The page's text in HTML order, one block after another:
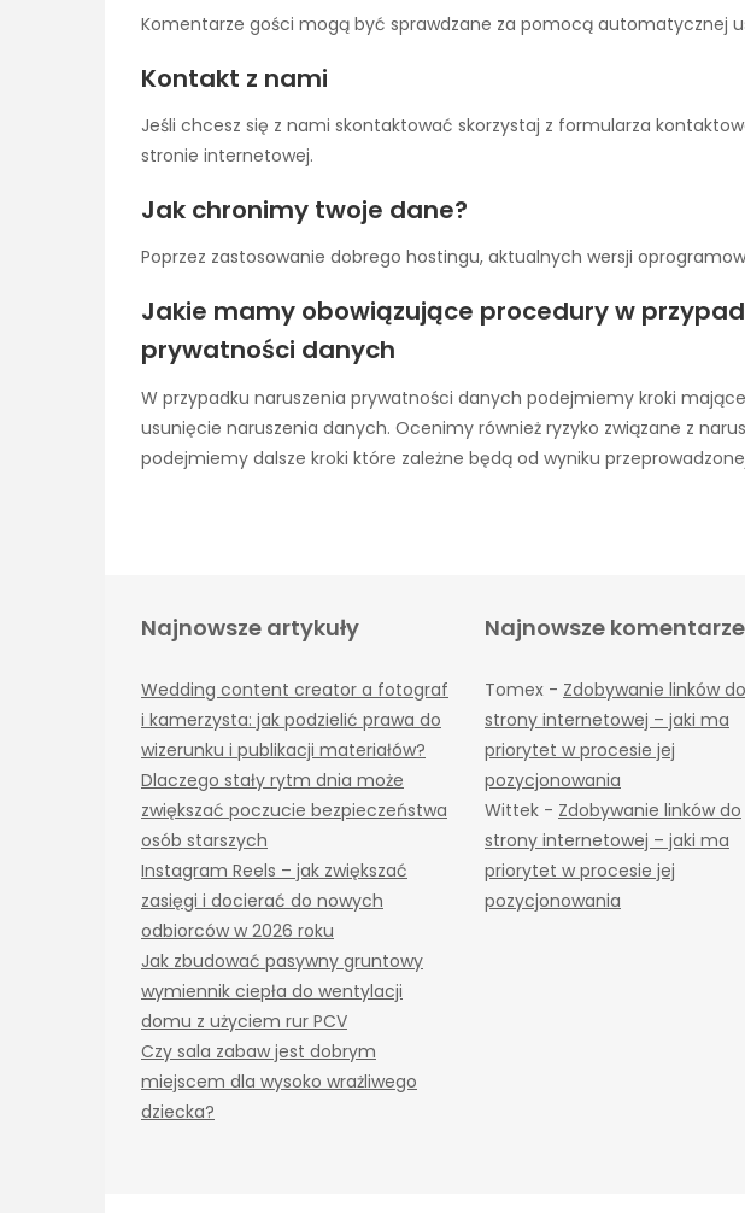
Komentarze gości mogą być sprawdzane za pomocą automatycznej
Kontakt z nami
Jeśli chcesz się z nami skontaktować skorzystaj z formularza
stronie internetowej.
Jak chronimy twoje dane?
Poprzez zastosowanie dobrego hostingu, aktualnych wersji
Jakie mamy obowiązujące procedury w
prywatności danych
W przypadku naruszenia prywatności danych podejmiemy kroki
usunięcie naruszenia danych. Ocenimy również ryzyko związane z
podejmiemy dalsze kroki które zależne będą od wyniku
Najnowsze artykuły
Wedding content creator a fotograf
i kamerzysta: jak podzielić prawa do
wizerunku i publikacji materiałów?
Dlaczego stały rytm dnia może
zwiększać poczucie bezpieczeństwa
osób starszych
Instagram Reels – jak zwiększać
zasięgi i docierać do nowych
odbiorców w 2026 roku
Jak zbudować pasywny gruntowy
wymiennik ciepła do wentylacji
domu z użyciem rur PCV
Czy sala zabaw jest dobrym
miejscem dla wysoko wrażliwego
dziecka?
Najnowsze komentarze
Tomex - Zdobywanie linków do
strony internetowej – jaki ma
priorytet w procesie jej
pozycjonowania
Wittek - Zdobywanie linków do
strony internetowej – jaki ma
priorytet w procesie jej
pozycjonowania